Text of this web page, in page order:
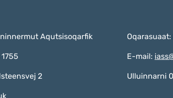
Aqutsisoqarfik
2
E-mail:
Ulluinnarni